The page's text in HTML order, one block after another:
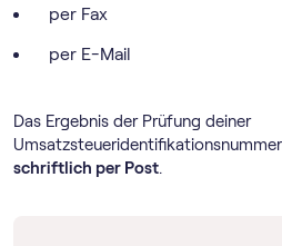
per Fax
per E-Mail
Das Ergebnis der Prüfung deiner
schriftlich per Post.